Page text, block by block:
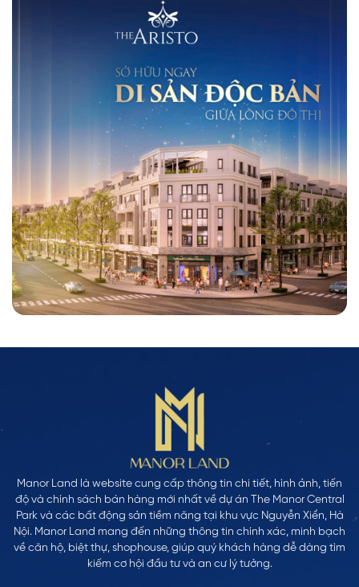
Manor Land là website cung cấp thông tin chi tiết, hình ảnh, tiến
độ và chính sách bán hàng mới nhất về dự án The Manor Central
Park và các bất động sản tiềm năng tại khu vực Nguyễn Xiển, Hà
Nội. Manor Land mang đến những thông tin chính xác, minh bạch
về căn hộ, biệt thự, shophouse, giúp quý khách hàng dễ dàng tìm
kiếm cơ hội đầu tư và an cư lý tưởng.